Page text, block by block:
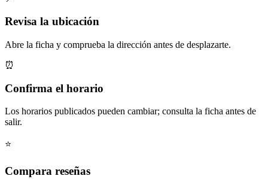
Revisa la ubicación
Abre la ficha y comprueba la dirección antes de desplazarte.
⏰
Confirma el horario
Los horarios publicados pueden cambiar; consulta la ficha antes de
salir.
⭐
Compara reseñas